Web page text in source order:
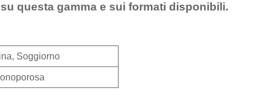
questa gamma e sui formati disponibili.
Soggiorno